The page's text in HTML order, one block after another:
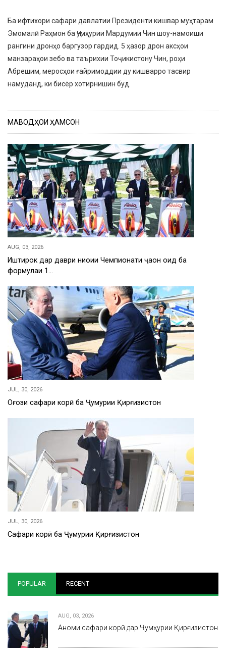
Ба ифтихори сафари давлатии Президенти кишвар муҳтарам
Эмомалӣ Раҳмон ба Ҷумҳурии Мардумии Чин шоу-намоиши
рангини дронҳо баргузор гардид. 5 ҳазор дрон аксҳои
манзараҳои зебо ва таърихии Тоҷикистону Чин, роҳи
Абрешим, меросҳои ғайримоддии ду кишварро тасвир
намуданд, ки бисёр хотирнишин буд.
МАВОДҲОИ ҲАМСОН
AUG, 03, 2026
Иштирок дар даври ниҳоии Чемпионати ҷаҳон оид ба
формулаи 1…
JUL, 30, 2026
Оғози сафари корӣ ба Ҷумҳурии Қирғизистон
JUL, 30, 2026
Сафари корӣ ба Ҷумҳурии Қирғизистон
POPULAR RECENT
AUG, 03, 2026
Анҷоми сафари корӣ дар Ҷумҳурии Қирғизистон